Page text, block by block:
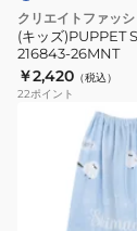
クリエイトファッ
(キッズ)PUPPET
216843-26MNT
￥2,420 （税込）
22ポイント